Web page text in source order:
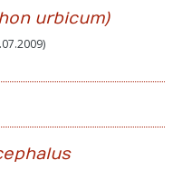
urbicum)